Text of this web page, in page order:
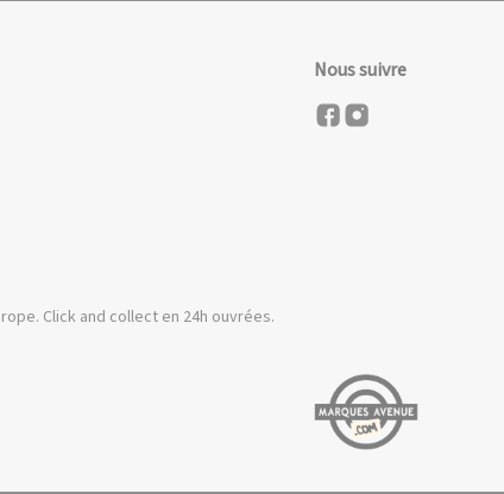
Click and collect en 24h ouvrées.
Nous suivre